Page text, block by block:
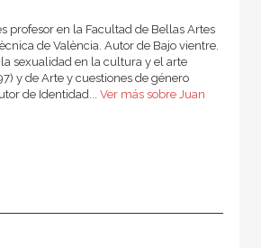
profesor en la Facultad de Bellas Artes
de València. Autor de Bajo vien­tre.
sexualidad en la cultura y el arte
y de Arte y cuestiones de género
de Identidad... Ver más sobre Juan